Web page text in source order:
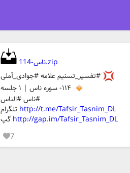
114-ناس.zip
#تفسیر_تسنیم علامه #جوادی_آملی
#ناس #الناس
http://t.me/Tafsir_Tasnim_DL تلگرام
http://gap.im/Tafsir_Tasnim_DL گپ
7